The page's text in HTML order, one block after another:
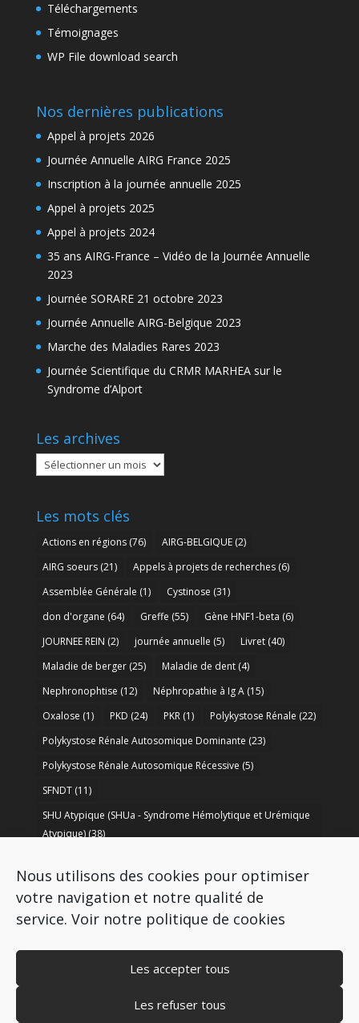
Nous utilisons des cookies pour optimiser
votre navigation et notre qualité de
service. Voir notre politique de cookies
Les accepter tous
Les refuser tous
Téléchargements
Témoignages
WP File download search
Nos dernières publications
Appel à projets 2026
Journée Annuelle AIRG France 2025
Inscription à la journée annuelle 2025
Appel à projets 2025
Appel à projets 2024
35 ans AIRG-France – Vidéo de la Journée Annuelle
2023
Journée SORARE 21 octobre 2023
Journée Annuelle AIRG-Belgique 2023
Marche des Maladies Rares 2023
Journée Scientifique du CRMR MARHEA sur le
Syndrome d’Alport
Les archives
Les
archives
Les mots clés
Actions en régions(76) AIRG-BELGIQUE(2)
AIRG soeurs(21) Appels à projets de recherches(6)
Assemblée Générale (1) Cystinose (31)
don d'organe (64) Greffe (55) Gène HNF1-beta (6)
JOURNEE REIN (2) journée annuelle (5) Livret(40)
Maladie de berger(25) Maladie de dent(4)
Nephronophtise (12) Néphropathie à Ig A(15)
Oxalose (1) PKD (24) PKR(1) Polykystose Rénale (22)
Polykystose Rénale Autosomique Dominante (23)
Polykystose Rénale Autosomique Récessive (5)
SFNDT(11)
SHU Atypique (SHUa - Syndrome Hémolytique et Urémique
Atypique)(38)
Syndrome de Bartter(8) Syndrome d’Alport(37)